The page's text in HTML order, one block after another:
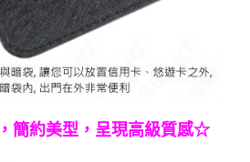
簡約美型，呈現高級質感☆